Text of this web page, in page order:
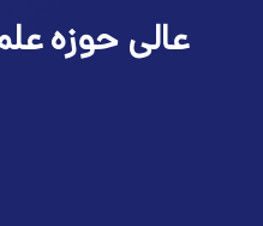
عالی حوزه